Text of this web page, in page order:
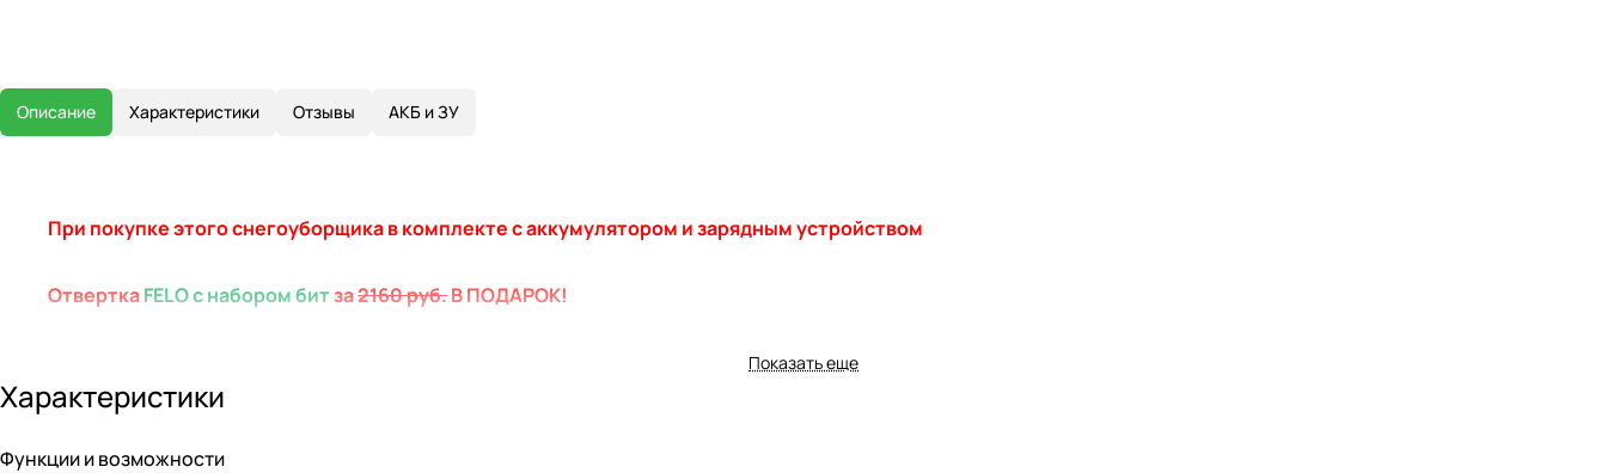
Описание Характеристики Отзывы АКБ и ЗУ
При покупке этого снегоуборщика в комплекте с аккумулятором и зарядным устройством
ОтверткаFELO с набором битза2160 руб.В ПОДАРОК!
Показать еще
Характеристики
Функции и возможности